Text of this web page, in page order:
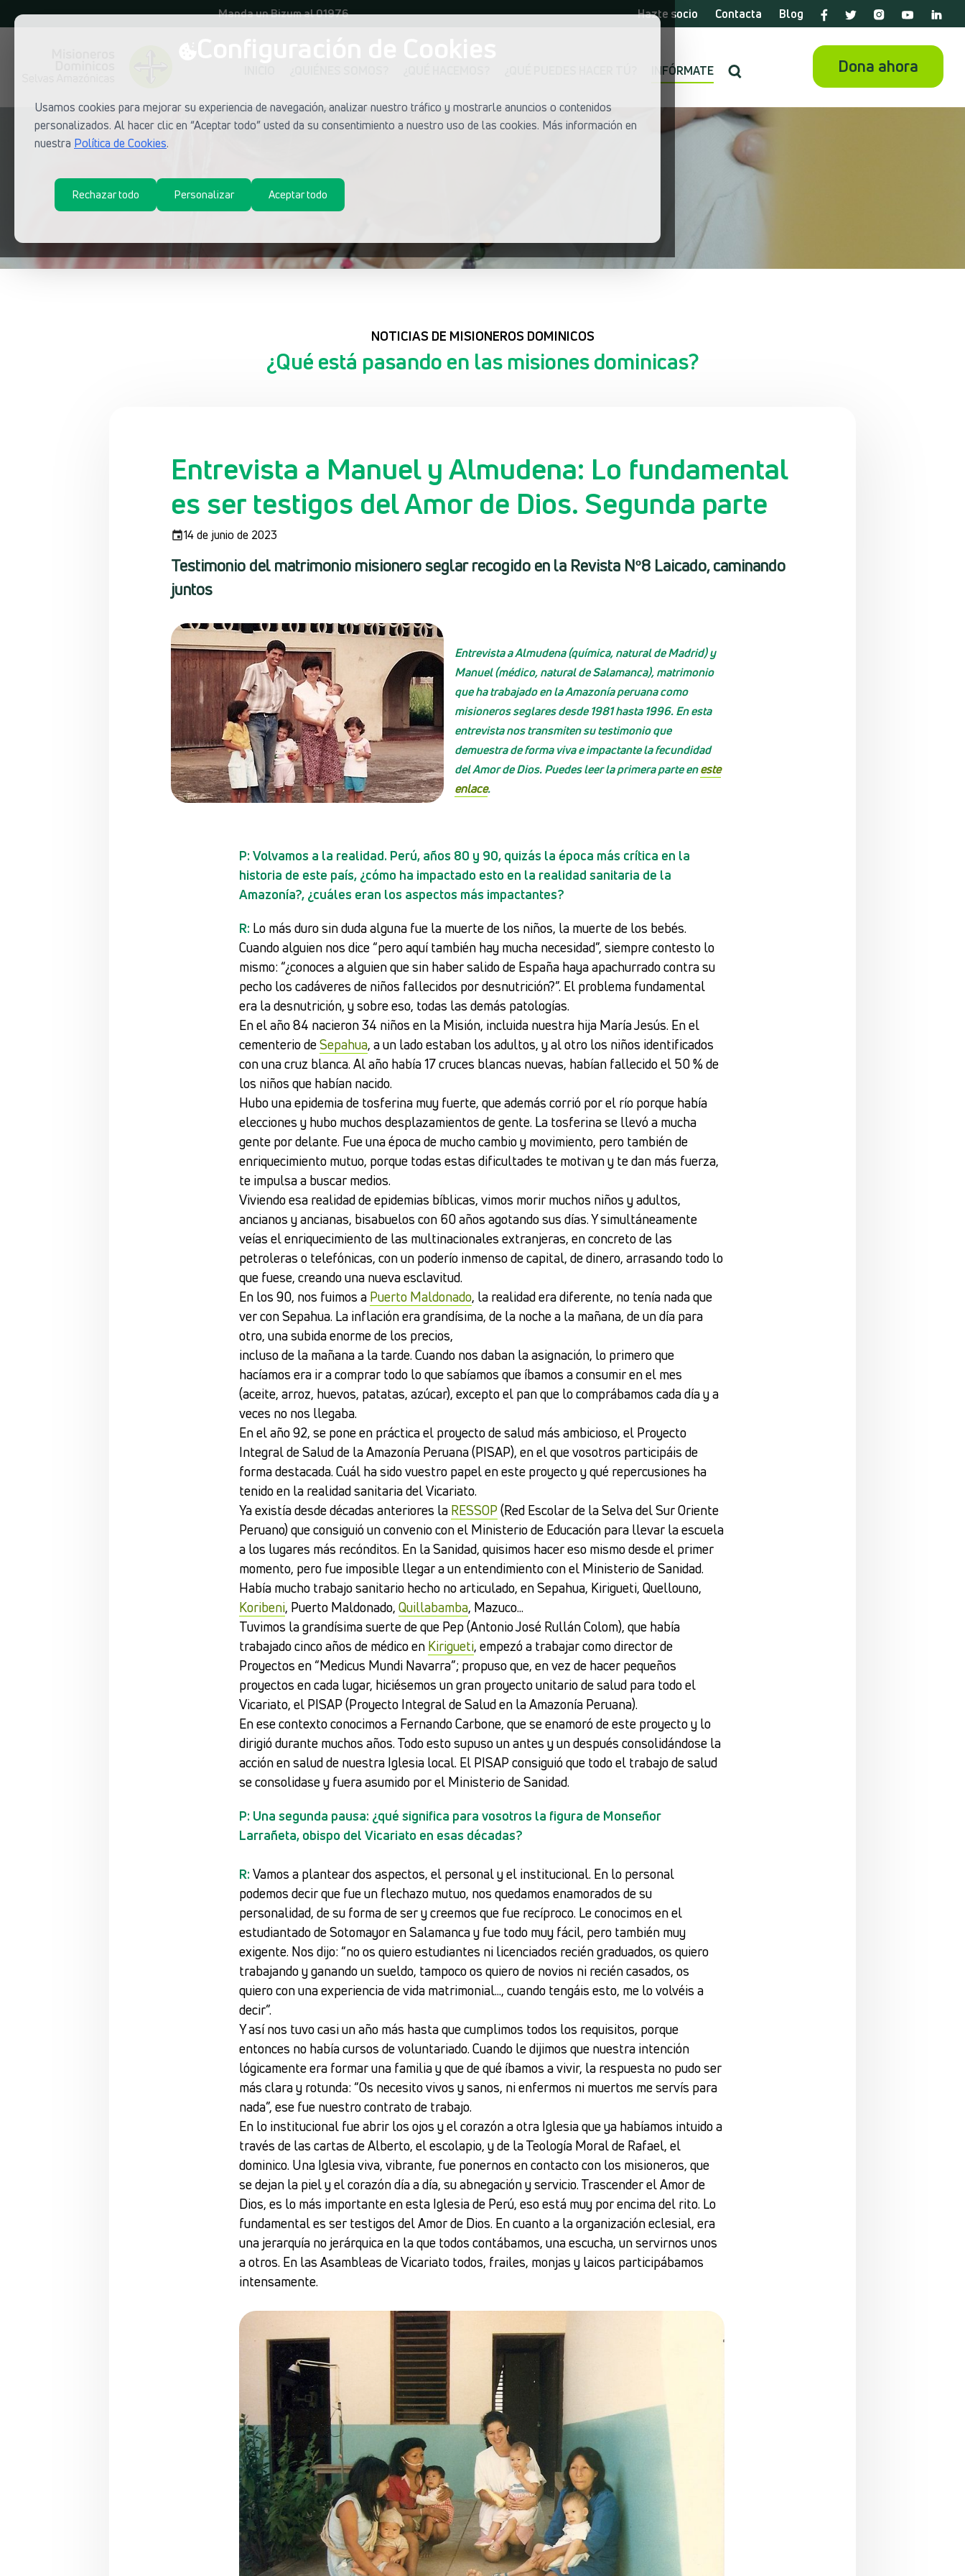
Usamos cookies para mejorar su experiencia de navegación, analizar nuestro tráfico y mostrarle anuncios o contenidos
personalizados. Al hacer clic en “Aceptar todo” usted da su consentimiento a nuestro uso de las cookies. Más información en
nuestra Política de Cookies.
Rechazar todo Personalizar Aceptar todo
Manda un Bizum al 01976 Hazte socio Contacta Blog
INFÓRMATE Dona ahora
NOTICIAS DE MISIONEROS DOMINICOS
¿Qué está pasando en las misiones dominicas?
Entrevista a Manuel y Almudena: Lo fundamental
es ser testigos del Amor de Dios. Segunda parte
14 de junio de 2023
Testimonio del matrimonio misionero seglar recogido en la Revista Nº8 Laicado, caminando
juntos
Entrevista a Almudena (química, natural de Madrid) y
Manuel (médico, natural de Salamanca), matrimonio
que ha trabajado en la Amazonía peruana como
misioneros seglares desde 1981 hasta 1996. En esta
entrevista nos transmiten su testimonio que
demuestra de forma viva e impactante la fecundidad
del Amor de Dios. Puedes leer la primera parte eneste
enlace.
P: Volvamos a la realidad. Perú, años 80 y 90, quizás la época más crítica en la
historia de este país, ¿cómo ha impactado esto en la realidad sanitaria de la
Amazonía?, ¿cuáles eran los aspectos más impactantes?
R: Lo más duro sin duda alguna fue la muerte de los niños, la muerte de los bebés.
Cuando alguien nos dice “pero aquí también hay mucha necesidad”, siempre contesto lo
mismo: “¿conoces a alguien que sin haber salido de España haya apachurrado contra su
pecho los cadáveres de niños fallecidos por desnutrición?”. El problema fundamental
era la desnutrición, y sobre eso, todas las demás patologías.
En el año 84 nacieron 34 niños en la Misión, incluida nuestra hija María Jesús. En el
cementerio deSepahua, a un lado estaban los adultos, y al otro los niños identificados
con una cruz blanca. Al año había 17 cruces blancas nuevas, habían fallecido el 50 % de
los niños que habían nacido.
Hubo una epidemia de tosferina muy fuerte, que además corrió por el río porque había
elecciones y hubo muchos desplazamientos de gente. La tosferina se llevó a mucha
gente por delante. Fue una época de mucho cambio y movimiento, pero también de
enriquecimiento mutuo, porque todas estas dificultades te motivan y te dan más fuerza,
te impulsa a buscar medios.
Viviendo esa realidad de epidemias bíblicas, vimos morir muchos niños y adultos,
ancianos y ancianas, bisabuelos con 60 años agotando sus días. Y simultáneamente
veías el enriquecimiento de las multinacionales extranjeras, en concreto de las
petroleras o telefónicas, con un poderío inmenso de capital, de dinero, arrasando todo lo
que fuese, creando una nueva esclavitud.
En los 90, nos fuimos a Puerto Maldonado, la realidad era diferente, no tenía nada que
ver con Sepahua. La inflación era grandísima, de la noche a la mañana, de un día para
otro, una subida enorme de los precios,
incluso de la mañana a la tarde. Cuando nos daban la asignación, lo primero que
hacíamos era ir a comprar todo lo que sabíamos que íbamos a consumir en el mes
(aceite, arroz, huevos, patatas, azúcar), excepto el pan que lo comprábamos cada día y a
veces no nos llegaba.
En el año 92, se pone en práctica el proyecto de salud más ambicioso, el Proyecto
Integral de Salud de la Amazonía Peruana (PISAP), en el que vosotros participáis de
forma destacada. Cuál ha sido vuestro papel en este proyecto y qué repercusiones ha
tenido en la realidad sanitaria del Vicariato.
Ya existía desde décadas anteriores la RESSOP(Red Escolar de la Selva del Sur Oriente
Peruano) que consiguió un convenio con el Ministerio de Educación para llevar la escuela
a los lugares más recónditos. En la Sanidad, quisimos hacer eso mismo desde el primer
momento, pero fue imposible llegar a un entendimiento con el Ministerio de Sanidad.
Había mucho trabajo sanitario hecho no articulado, en Sepahua, Kirigueti, Quellouno,
Koribeni, Puerto Maldonado,Quillabamba, Mazuco...
Tuvimos la grandísima suerte de que Pep (Antonio José Rullán Colom), que había
trabajado cinco años de médico en Kirigueti, empezó a trabajar como director de
Proyectos en “Medicus Mundi Navarra”; propuso que, en vez de hacer pequeños
proyectos en cada lugar, hiciésemos un gran proyecto unitario de salud para todo el
Vicariato, el PISAP (Proyecto Integral de Salud en la Amazonía Peruana).
En ese contexto conocimos a Fernando Carbone, que se enamoró de este proyecto y lo
dirigió durante muchos años. Todo esto supuso un antes y un después consolidándose la
acción en salud de nuestra Iglesia local. El PISAP consiguió que todo el trabajo de salud
se consolidase y fuera asumido por el Ministerio de Sanidad.
P: Una segunda pausa: ¿qué significa para vosotros la figura de Monseñor
Larrañeta, obispo del Vicariato en esas décadas?
R: Vamos a plantear dos aspectos, el personal y el institucional. En lo personal
podemos decir que fue un flechazo mutuo, nos quedamos enamorados de su
personalidad, de su forma de ser y creemos que fue recíproco. Le conocimos en el
estudiantado de Sotomayor en Salamanca y fue todo muy fácil, pero también muy
exigente. Nos dijo: “no os quiero estudiantes ni licenciados recién graduados, os quiero
trabajando y ganando un sueldo, tampoco os quiero de novios ni recién casados, os
quiero con una experiencia de vida matrimonial..., cuando tengáis esto, me lo volvéis a
decir”.
Y así nos tuvo casi un año más hasta que cumplimos todos los requisitos, porque
entonces no había cursos de voluntariado. Cuando le dijimos que nuestra intención
lógicamente era formar una familia y que de qué íbamos a vivir, la respuesta no pudo ser
más clara y rotunda: “Os necesito vivos y sanos, ni enfermos ni muertos me servís para
nada”, ese fue nuestro contrato de trabajo.
En lo institucional fue abrir los ojos y el corazón a otra Iglesia que ya habíamos intuido a
través de las cartas de Alberto, el escolapio, y de la Teología Moral de Rafael, el
dominico. Una Iglesia viva, vibrante, fue ponernos en contacto con los misioneros, que
se dejan la piel y el corazón día a día, su abnegación y servicio. Trascender el Amor de
Dios, es lo más importante en esta Iglesia de Perú, eso está muy por encima del rito. Lo
fundamental es ser testigos del Amor de Dios. En cuanto a la organización eclesial, era
una jerarquía no jerárquica en la que todos contábamos, una escucha, un servirnos unos
a otros. En las Asambleas de Vicariato todos, frailes, monjas y laicos participábamos
intensamente.